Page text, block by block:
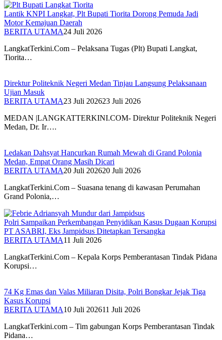
Lantik KNPI Langkat, Plt Bupati Tiorita Dorong Pemuda Jadi
Motor Kemajuan Daerah
BERITA UTAMA24 Juli 2026
LangkatTerkini.Com – Pelaksana Tugas (Plt) Bupati Langkat,
Tiorita…
Direktur Politeknik Negeri Medan Tinjau Langsung Pelaksanaan
Ujian Masuk
BERITA UTAMA23 Juli 202623 Juli 2026
MEDAN |LANGKATTERKINI.COM- Direktur Politeknik Negeri
Medan, Dr. Ir….
Ledakan Dahsyat Hancurkan Rumah Mewah di Grand Polonia
Medan, Empat Orang Masih Dicari
BERITA UTAMA20 Juli 202620 Juli 2026
LangkatTerkini.Com – Suasana tenang di kawasan Perumahan
Grand Polonia,…
Polri Sampaikan Perkembangan Penyidikan Kasus Dugaan Korupsi
PT ASABRI, Eks Jampidsus Ditetapkan Tersangka
BERITA UTAMA11 Juli 2026
LangkatTerkini.Com – Kepala Korps Pemberantasan Tindak Pidana
Korupsi…
74 Kg Emas dan Valas Miliaran Disita, Polri Bongkar Jejak Tiga
Kasus Korupsi
BERITA UTAMA10 Juli 202611 Juli 2026
LangkatTerkini.com – Tim gabungan Korps Pemberantasan Tindak
Pidana…